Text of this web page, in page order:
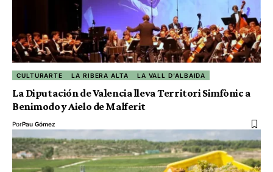
CULTURARTE LA RIBERA ALTA LA VALL D'ALBAIDA
La Diputación de Valencia lleva Territori Simfònic a
Benimodo y Aielo de Malferit
PorPau Gómez